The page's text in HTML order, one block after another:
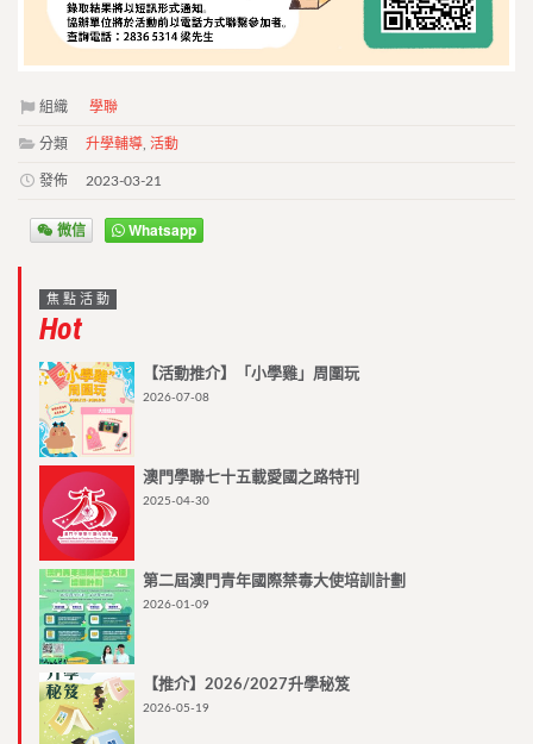
組織 學聯
分類 升學輔導 活動
發佈 2023-03-21
微信 Whatsapp
焦點活動
Hot
【活動推介】「小學雞」周圍玩
2026-07-08
澳門學聯七十五載愛國之路特刊
2025-04-30
第二屆澳門青年國際禁毒大使培訓計劃
2026-01-09
【推介】2026/2027升學秘笈
2026-05-19